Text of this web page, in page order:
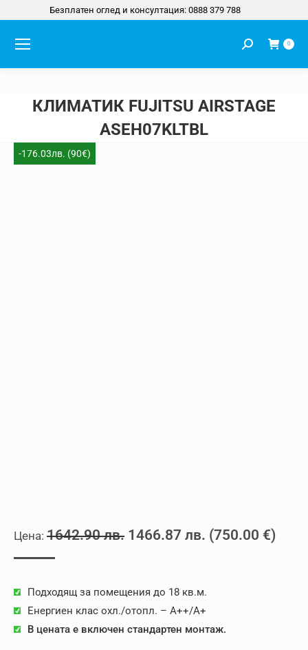
Безплатен оглед и консултация: 0888 379 788
Search: 0
КЛИМАТИК FUJITSU AIRSTAGE
ASEH07KLTBL
-176.03лв. (90€)
1642.90лв. Original
1642.90 лв..
1466.87 лв. Текущата
1466.87 лв..
(750.00 €)
Подходящ за помещения до 18 кв.м.
Енергиен клас охл./отопл. – A++/A+
В цената е включен стандартен монтаж.